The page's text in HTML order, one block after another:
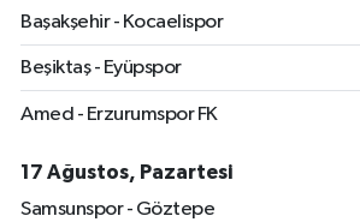
Başakşehir - Kocaelispor
Beşiktaş - Eyüpspor
Amed - Erzurumspor FK
17 Ağustos, Pazartesi
Samsunspor - Göztepe